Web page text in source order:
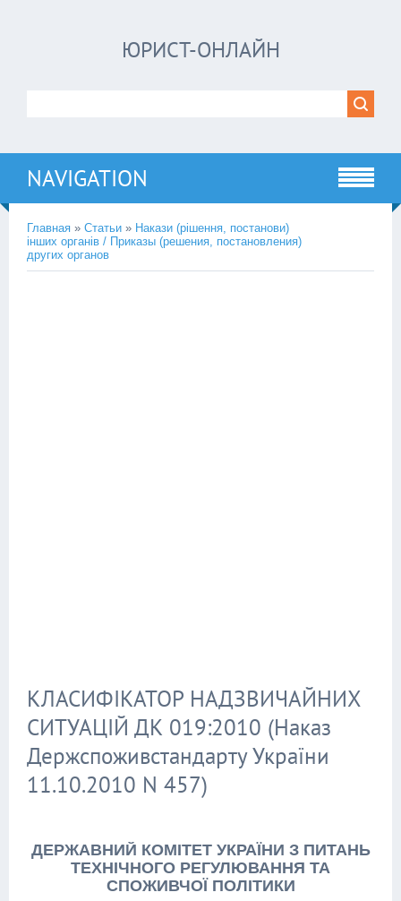
ЮРИСТ-ОНЛАЙН
NAVIGATION
Главная » Статьи » Накази (рішення, постанови)
інших органів / Приказы (решения, постановления)
других органов
КЛАСИФІКАТОР НАДЗВИЧАЙНИХ
СИТУАЦІЙ ДК 019:2010 (Наказ
Держспоживстандарту України
11.10.2010 N 457)
ДЕРЖАВНИЙ КОМІТЕТ УКРАЇНИ З ПИТАНЬ
ТЕХНІЧНОГО РЕГУЛЮВАННЯ ТА
СПОЖИВЧОЇ ПОЛІТИКИ